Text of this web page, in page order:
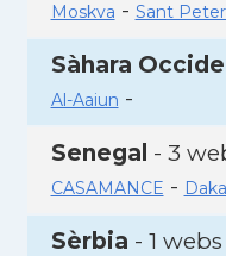
Moskva - Sant
Sàhara
Al-Aaiun -
Senegal - 3
CASAMANCE -
Sèrbia - 1 webs